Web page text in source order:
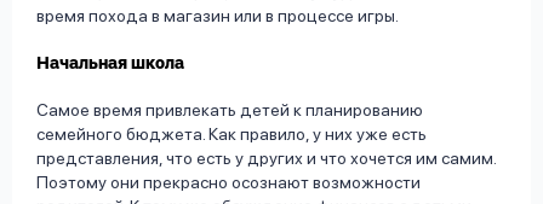
время похода в магазин или в процессе игры.
Начальная школа
Самое время привлекать детей к планированию
семейного бюджета. Как правило, у них уже есть
представления, что есть у других и что хочется им самим.
Поэтому они прекрасно осознают возможности